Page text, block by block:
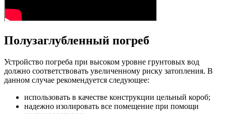
Полузаглубленный погреб
Устройство погреба при высоком уровне грунтовых вод
должно соответствовать увеличенному риску затопления. В
данном случае рекомендуется следующее:
использовать в качестве конструкции цельный короб;
надежно изолировать все помещение при помощи